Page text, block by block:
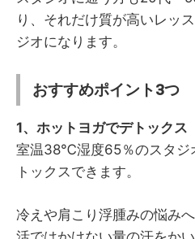
り、それだけ質が高いレッ
ジオになります。
おすすめポイント3つ
1、ホットヨガでデトックス
室温38℃湿度65％のスタジ
トックスできます。
冷えや肩こり浮腫みの悩み